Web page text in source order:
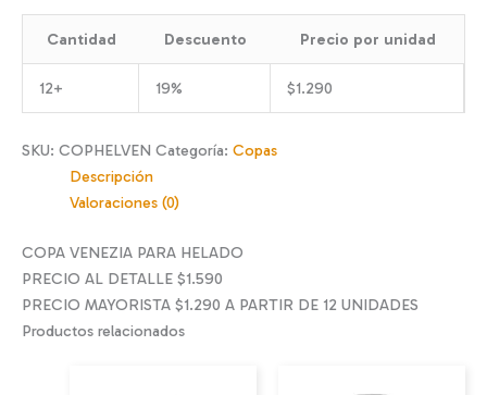
Cantidad Descuento Precio por unidad
12+ 19% $1.290
SKU: COPHELVEN Categoría: Copas
Descripción
Valoraciones (0)
COPA VENEZIA PARA HELADO
PRECIO AL DETALLE $1.590
PRECIO MAYORISTA $1.290 A PARTIR DE 12 UNIDADES
Productos relacionados